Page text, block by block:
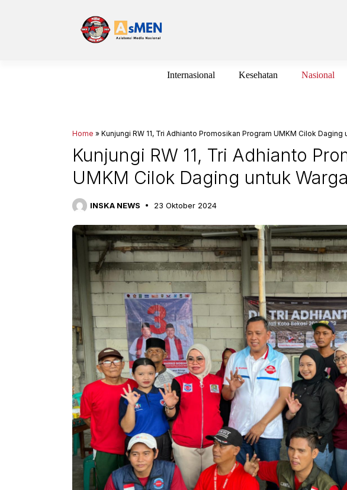
Internasional Kesehatan Nasional
Home » Kunjungi RW 11, Tri Adhianto Promosikan Program UMKM Cilok Daging
Kunjungi RW 11, Tri Adhianto
UMKM Cilok Daging untuk
INSKA NEWS 23 Oktober 2024